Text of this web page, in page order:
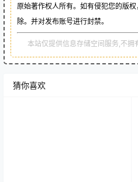
原始著作权人所有。如有侵犯您的版权
除。并对发布账号进行封禁。
本站仅提供信息存储空间服务,不拥
猜你喜欢